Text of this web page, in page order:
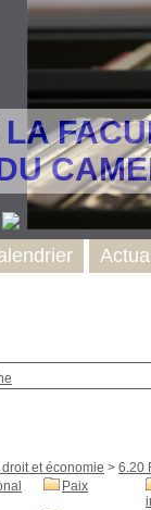
et économie > 6.20
Paix